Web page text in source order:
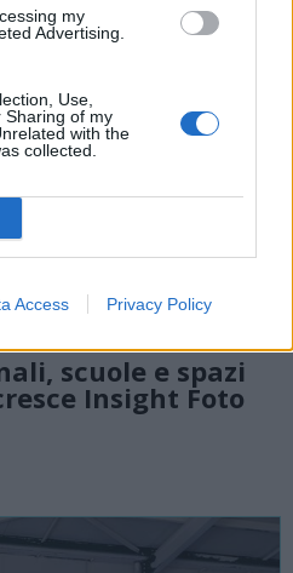
my
Advertising.
Use,
Sharing of my
with the
collected.
Access Privacy Policy
scuole e spazi
Insight Foto